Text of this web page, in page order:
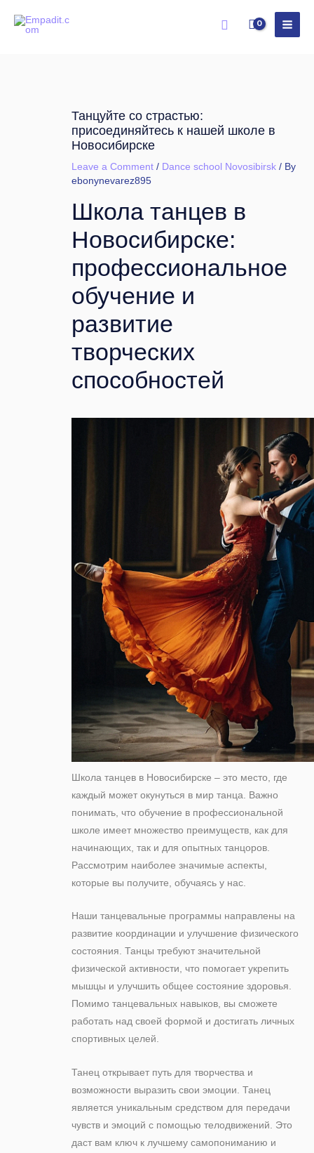
Search
Танцуйте со страстью:
присоединяйтесь к нашей школе в
Новосибирске
Leave a Comment / Dance school Novosibirsk/ By
ebonynevarez895
Школа танцев в
Новосибирске:
профессиональное
обучение и
развитие
творческих
способностей
Школа танцев в Новосибирске – это место, где
каждый может окунуться в мир танца. Важно
понимать, что обучение в профессиональной
школе имеет множество преимуществ, как для
начинающих, так и для опытных танцоров.
Рассмотрим наиболее значимые аспекты,
которые вы получите, обучаясь у нас.
Наши танцевальные программы направлены на
развитие координации и улучшение физического
состояния. Танцы требуют значительной
физической активности, что помогает укрепить
мышцы и улучшить общее состояние здоровья.
Помимо танцевальных навыков, вы сможете
работать над своей формой и достигать личных
спортивных целей.
Танец открывает путь для творчества и
возможности выразить свои эмоции. Танец
является уникальным средством для передачи
чувств и эмоций с помощью телодвижений. Это
даст вам ключ к лучшему самопониманию и